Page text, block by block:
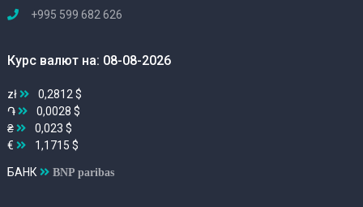
+995 599 682 626
Курс валют на: 08-08-2026
zł
0,2812 $
֏
0,0028 $
₴
0,023 $
€
1,1715 $
БАНК BNP paribas